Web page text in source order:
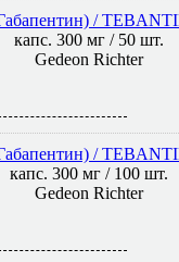
/
капс. 300 мг / 50 шт.
Gedeon Richter
/
капс. 300 мг / 100 шт.
Gedeon Richter